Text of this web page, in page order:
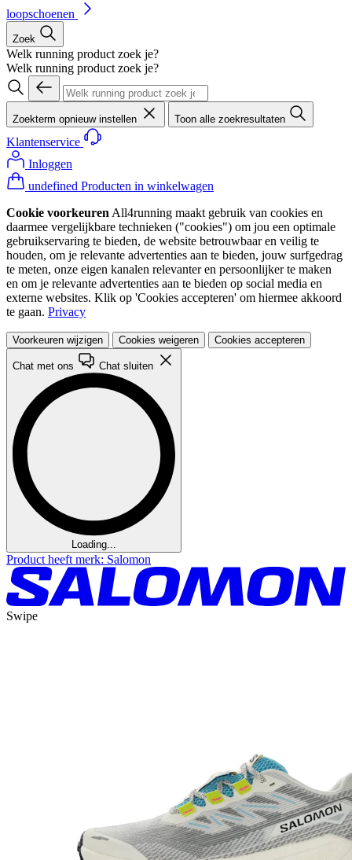
loopschoenen
Zoek
Welk running product zoek je?
Welk running product zoek je?
Zoekterm opnieuw instellen Toon alle zoekresultaten
Klantenservice
Inloggen
undefined Producten in winkelwagen
Cookie voorkeuren All4running maakt gebruik van cookies en
daarmee vergelijkbare technieken ("cookies") om jou een optimale
gebruikservaring te bieden, de website betrouwbaar en veilig te
houden, om je relevante advertenties aan te bieden, jouw surfgedrag
te meten, onze eigen kanalen relevanter en persoonlijker te maken
en om je relevante advertenties aan te bieden op social media en
externe websites. Klik op 'Cookies accepteren' om hiermee akkoord
te gaan. Privacy
Voorkeuren wijzigen Cookies weigeren Cookies accepteren
Chat met ons Chat sluiten
Loading...
Product heeft merk: Salomon
Swipe